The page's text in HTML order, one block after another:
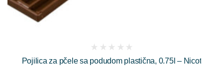
Pojilica za pčele sa podudom plastična, 0.75l – Nicot
reviews)